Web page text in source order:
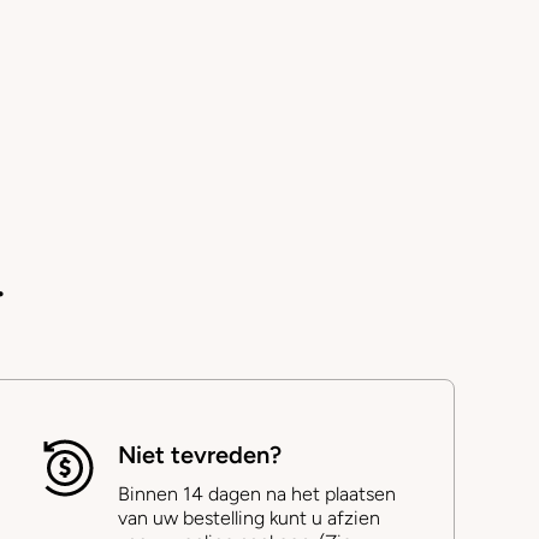
Niet tevreden?
Binnen 14 dagen na het plaatsen
van uw bestelling kunt u afzien